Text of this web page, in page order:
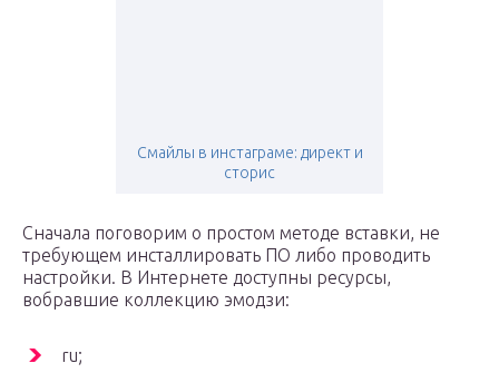
Смайлы в инстаграме: директ и
сторис
Сначала поговорим о простом методе вставки, не
требующем инсталлировать ПО либо проводить
настройки. В Интернете доступны ресурсы,
вобравшие коллекцию эмодзи:
ru;